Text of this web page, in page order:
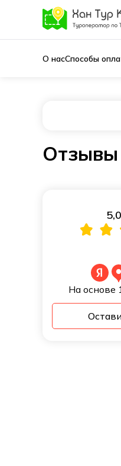
О насСпособы
Отзывы
На основе